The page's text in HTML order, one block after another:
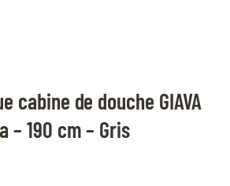
cabine de douche GIAVA
– 190 cm – Gris